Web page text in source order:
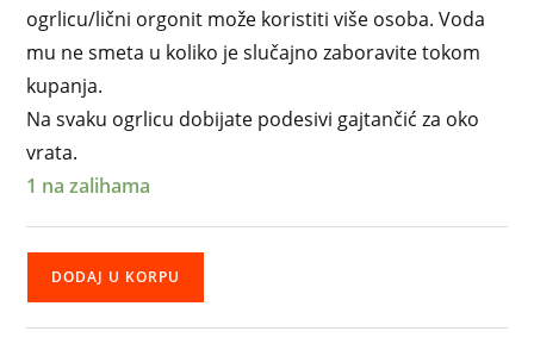
ogrlicu/lični orgonit može koristiti više osoba. Voda
mu ne smeta u koliko je slučajno zaboravite tokom
kupanja.
Na svaku ogrlicu dobijate podesivi gajtančić za oko
vrata.
1 na zalihama
DODAJ U KORPU